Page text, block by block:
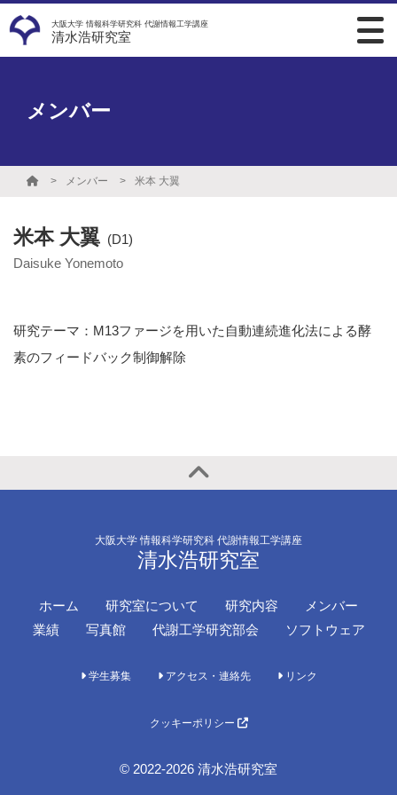
大阪大学 情報科学研究科 代謝情報工学講座
清水浩研究室
メンバー
メンバー 米本 大翼
米本 大翼 (D1)
Daisuke Yonemoto
研究テーマ：M13ファージを用いた自動連続進化法による酵
素のフィードバック制御解除
大阪大学 情報科学研究科 代謝情報工学講座
清水浩研究室
ホーム 研究室について 研究内容
メンバー
業績
写真館 代謝工学研究部会 ソフトウェア
学生募集 アクセス・連絡先 リンク
クッキーポリシー
© 2022-2026 清水浩研究室